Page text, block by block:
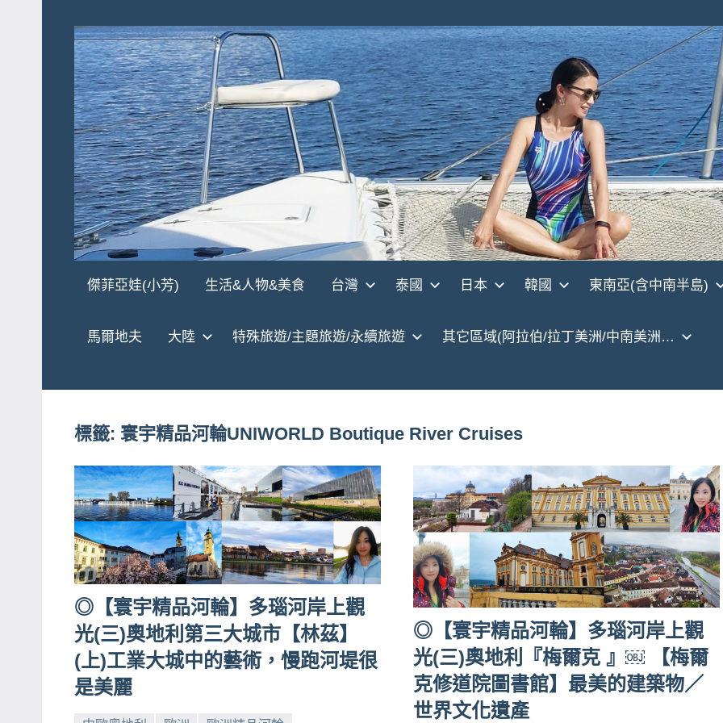
content
傑
娃
JEFFIA
FANG
團、
題
旅
遊、
達
人
帶
路、
旅
遊
節
目
傑菲亞娃(小芳) 生活&人物&美食 台灣 泰國 日本 韓國 東南亞(含中南半島)
馬爾地夫 大陸 特殊旅遊/主題旅遊/永續旅遊 其它區域(阿拉伯/拉丁美洲/中南美洲…
標籤: 寰宇精品河輪UNIWORLD Boutique River Cruises
◎【寰宇精品河輪】多瑙河岸上觀
光(三)奧地利第三大城市【林茲】
(上)工業大城中的藝術，慢跑河堤很
是美麗
◎【寰宇精品河輪】多瑙河岸上觀
光(三)奧地利『梅爾克 』￼ 【梅爾
克修道院圖書館】最美的建築物／
世界文化遺產